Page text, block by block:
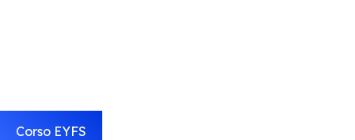
Corso EYFS